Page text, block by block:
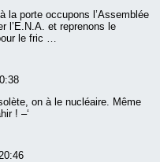
la porte occupons l’Assemblée
l’E.N.A. et reprenons le
le fric …
on à le nucléaire. Même
! –‘